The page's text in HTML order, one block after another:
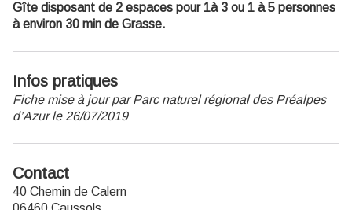
Gîte disposant de 2 espaces pour 1à 3 ou 1 à 5 personnes
à environ 30 min de Grasse.
Infos pratiques
Fiche mise à jour par Parc naturel régional des Préalpes
d’Azur le 26/07/2019
Contact
40 Chemin de Calern